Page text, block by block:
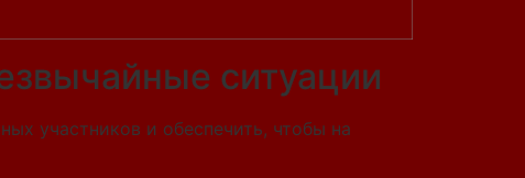
ситуации
участников и обеспечить, чтобы на